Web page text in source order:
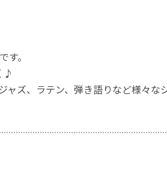
。
♪
ズ、ラテン、弾き語りなど様々な